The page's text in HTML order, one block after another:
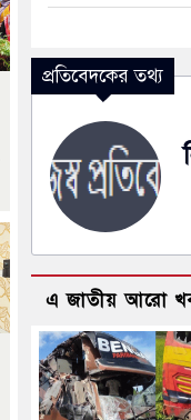
প্রতিবেদকের তথ্য
এ জাতীয় আরো